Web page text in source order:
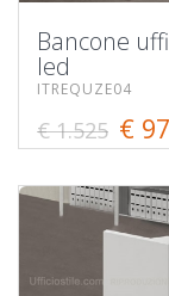
Bancone
led
ITREQUZE04
€ 1.525 €